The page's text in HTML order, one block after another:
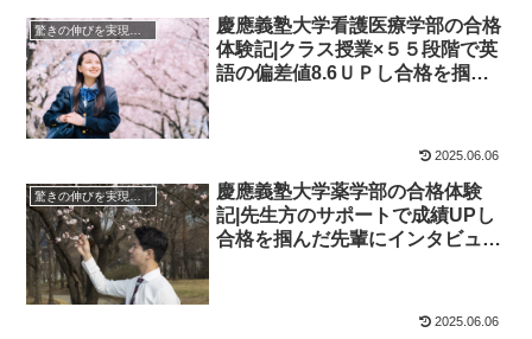
驚きの伸びを実現｜先輩列伝
慶應義塾大学看護医療学部の合格
体験記|クラス授業×５５段階で英
語の偏差値8.6ＵＰし合格を掴ん
2025.06.06
驚きの伸びを実現｜先輩列伝
慶應義塾大学薬学部の合格体験
記|先生方のサポートで成績UPし
合格を掴んだ先輩にインタビュ
2025.06.06